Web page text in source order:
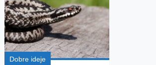
Dobre ideje